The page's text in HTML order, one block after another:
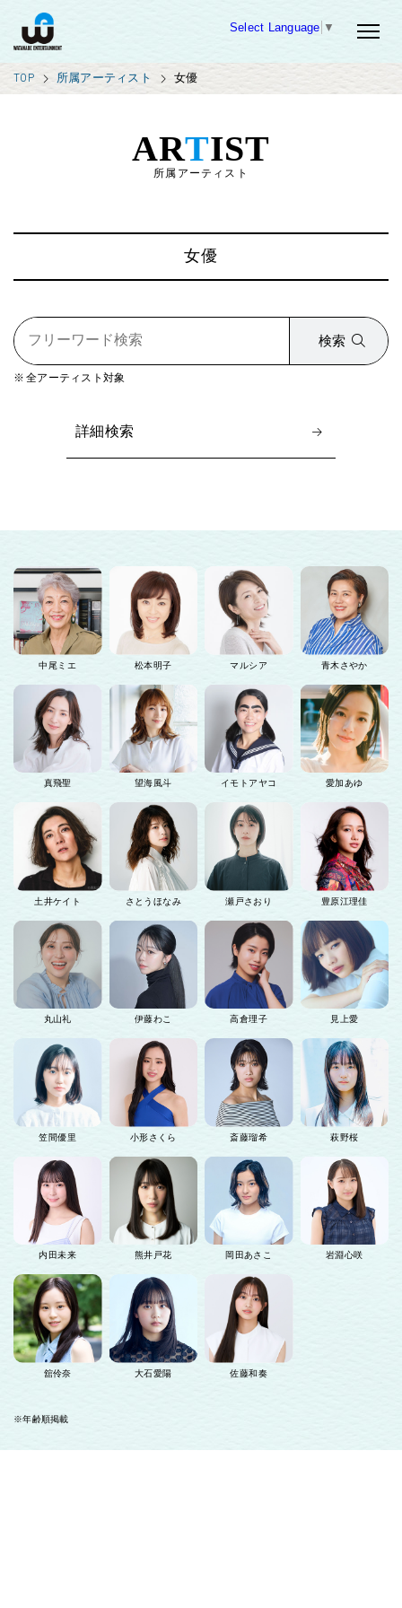
Select Language ▼
TOP 所属アーティスト 女優
ARTIST
所属アーティスト
女優
検索
全アーティスト対象
詳細検索
中尾ミエ 松本明子 マルシア 青木さやか
真飛聖 望海風斗 イモトアヤコ 愛加あゆ
土井ケイト さとうほなみ 瀬戸さおり 豊原江理佳
丸山礼 伊藤わこ 高倉理子 見上愛
笠間優里 小形さくら 斎藤瑠希 萩野桜
内田未来 熊井戸花 岡田あさこ 岩淵心咲
舘伶奈 大石愛陽 佐藤和奏
※年齢順掲載